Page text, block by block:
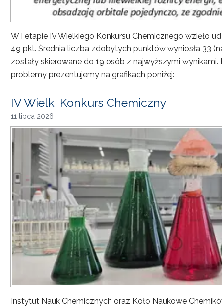
W I etapie IV Wielkiego Konkursu Chemicznego wzięło
49 pkt. Średnia liczba zdobytych punktów wyniosła 33
zostały skierowane do 19 osób z najwyższymi wynikami.
problemy prezentujemy na grafikach poniżej:
IV Wielki Konkurs Chemiczny
11 lipca 2026
Instytut Nauk Chemicznych oraz Koło Naukowe